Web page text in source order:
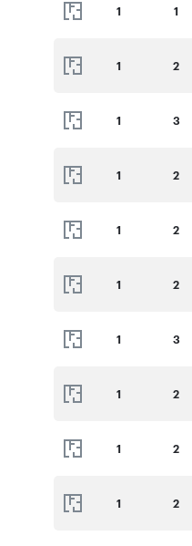
1 1
1 2
1 3
1 2
1 2
1 2
1 3
1 2
1 2
1 2